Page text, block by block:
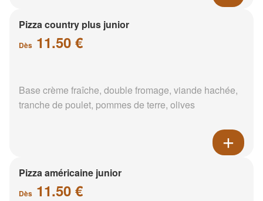
Pizza country plus junior
Dès 11.50 €
Base crème fraîche, double fromage, viande hachée,
tranche de poulet, pommes de terre, olives
Pizza américaine junior
Dès 11.50 €